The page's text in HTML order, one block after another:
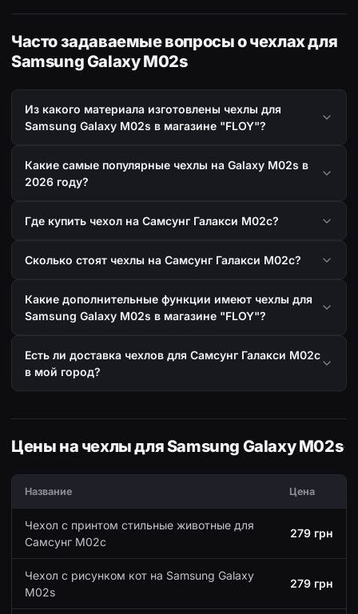
Часто задаваемые вопросы о чехлах для
Samsung Galaxy M02s
Из какого материала изготовлены чехлы для
Samsung Galaxy M02s в магазине "FLOY"?
Какие самые популярные чехлы на Galaxy M02s в
2026 году?
Где купить чехол на Самсунг Галакси М02с?
Сколько стоят чехлы на Самсунг Галакси М02с?
Какие дополнительные функции имеют чехлы для
Samsung Galaxy M02s в магазине "FLOY"?
Есть ли доставка чехлов для Самсунг Галакси М02с
в мой город?
Цены на чехлы для Samsung Galaxy M02s
Название Цена
Чехол с принтом стильные животные для
Самсунг М02с
279 грн
Чехол с рисунком кот на Samsung Galaxy
M02s
279 грн